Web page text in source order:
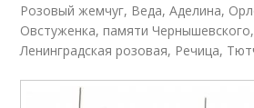
Розовый жемчуг, Веда, Аделина,
Овстуженка, памяти
Ленинградская розовая, Речица,